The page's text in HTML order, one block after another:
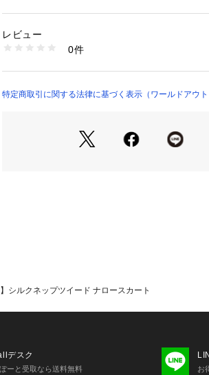
【素材感】
シルクネップを使用したネップツイード素材。
また、梳毛ウールとポリエステル・レーヨン
梳毛を使用する事でウールでありながら、し
らっとした風合いもポイント。
・後ろファスナー
・ウエスト後ろゴム
※照明の関係により、実際よりも色味が違っ
シルク2％ ポリウレタン1％ 裏地: ポリエステル100％
生産国：日本製
153-74500 （ショップ）
レビュー
0件
特定商取引に関する法律に基づく表示（ワールドアウト
シルクネップツイード ナロースカート
デスク
ーと受取なら送料無料 お